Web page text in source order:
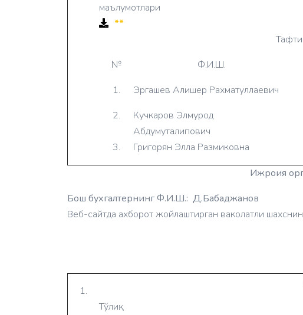
маълумотлари
**
№
Ф.И.Ш.
1.
Эргашев Алишер Рахматуллаевич
2.
Кучкаров Элмурод
Абдумуталипович
3. Григорян Элла Размиковна
Ижроия
Бош бухгалтернинг Ф.И.Ш.: ‎ Д.Бабаджанов
Веб-сайтда ахборот жойлаштирган ваколатли
1.
Тўлиқ: